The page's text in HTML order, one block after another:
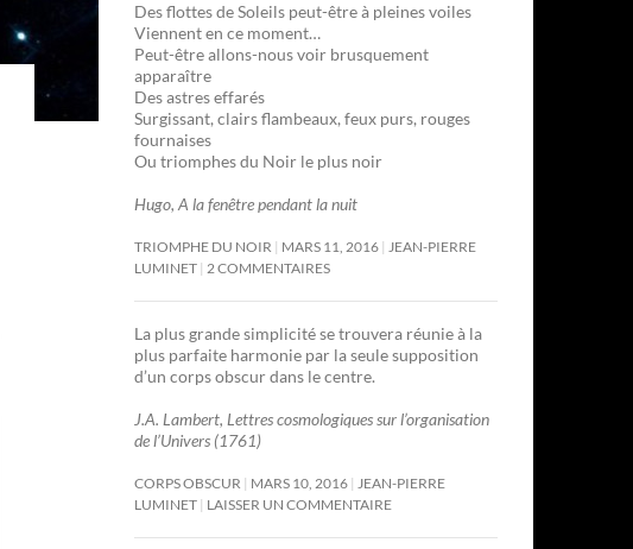
Des flottes de Soleils peut-être à pleines voiles
Viennent en ce moment…
Peut-être allons-nous voir brusquement
apparaître
Des astres effarés
Surgissant, clairs flambeaux, feux purs, rouges
fournaises
Ou triomphes du Noir le plus noir
Hugo, A la fenêtre pendant la nuit
TRIOMPHE DU NOIR MARS 11, 2016 JEAN-PIERRE
LUMINET 2 COMMENTAIRES
La plus grande simplicité se trouvera réunie à la
plus parfaite harmonie par la seule supposition
d’un corps obscur dans le centre.
J.A. Lambert, Lettres cosmologiques sur l’organisation
de l’Univers (1761)
CORPS OBSCUR MARS 10, 2016 JEAN-PIERRE
LUMINET LAISSER UN COMMENTAIRE